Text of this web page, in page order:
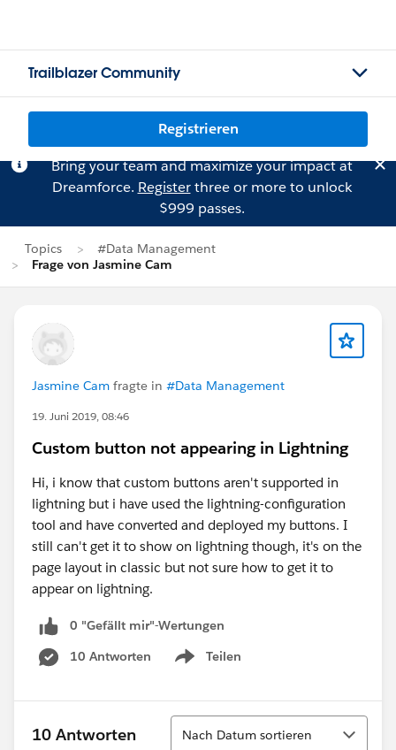
Trailblazer Community
Registrieren
Bring your team and maximize your impact at
Dreamforce. Registerthree or more to unlock
$999 passes.
Topics
#Data Management
Frage von Jasmine Cam
Jasmine Cam fragte in #Data Management
19. Juni 2019, 08:46
Custom button not appearing in Lightning
Hi, i know that custom buttons aren't supported in
lightning but i have used the lightning-configuration
tool and have converted and deployed my buttons. I
still can't get it to show on lightning though, it's on the
page layout in classic but not sure how to get it to
appear on lightning.
0 "Gefällt mir"-Wertungen
10 Antworten
Teilen
Show menu
10 Antworten
Sortieren
Nach Datum sortieren